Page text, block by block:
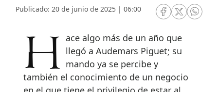
Publicado: 20 de junio de 2025 | 06:00
RRSS Facebook
RRSSRRSS
Hace algo más de un año que llegó a Audemars Piguet; su
mando ya se percibe y
también el conocimiento de un negocio